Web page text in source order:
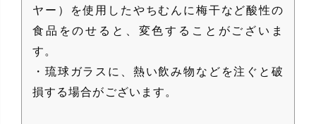
ヤー）を使用したやちむんに梅干など酸性の
食品をのせると、変色することがございま
す。
・琉球ガラスに、熱い飲み物などを注ぐと破
損する場合がございます。